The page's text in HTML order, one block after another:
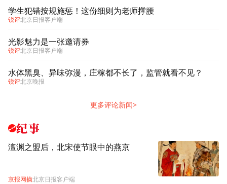
学生犯错按规施惩！这份细则为老师撑腰
锐评北京日报客户端
光影魅力是一张邀请券
锐评北京日报客户端
水体黑臭、异味弥漫，庄稼都不长了，监管就看不见？
锐评北京晚报
更多评论新闻>
纪事
澶渊之盟后，北宋使节眼中的燕京
京报网摘北京日报客户端